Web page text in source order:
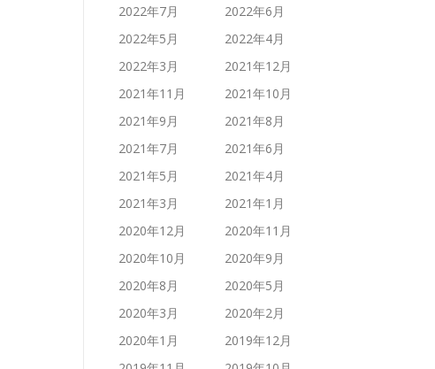
2022年7月
2022年6月
2022年5月
2022年4月
2022年3月
2021年12月
2021年11月
2021年10月
2021年9月
2021年8月
2021年7月
2021年6月
2021年5月
2021年4月
2021年3月
2021年1月
2020年12月
2020年11月
2020年10月
2020年9月
2020年8月
2020年5月
2020年3月
2020年2月
2020年1月
2019年12月